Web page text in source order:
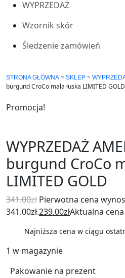
WYPRZEDAŻ
Wzornik skór
Śledzenie zamówień
STRONA GŁÓWNA ~ SKLEP ~
burgund CroCo mała łuska LIMITED GOLD
Promocja!
WYPRZEDAŻ
burgund CroCo
LIMITED GOLD
341.00zł Pierwotna cena
341.00zł.239.00złAktualna cena
Najniższa cena w ciągu
1 w magazynie
Pakowanie na prezent